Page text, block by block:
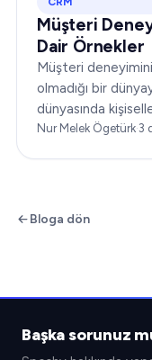
Müşteri
Dair Örnekler
Müşteri
olmadığı bir
dünyasında
dönüştürmenin
Nur Melek Ögetürk·3
Bloga dön
Başka sorunuz